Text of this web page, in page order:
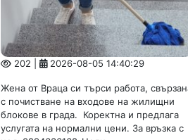
202 | 2026-08-05 14:40:29
Жена от Враца си търси работа,
с почистване на входове на жилищни
блокове в града. Коректна и предлага
услугата на нормални цени. За връзка с